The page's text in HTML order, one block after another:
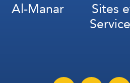
Al-Manar Sites